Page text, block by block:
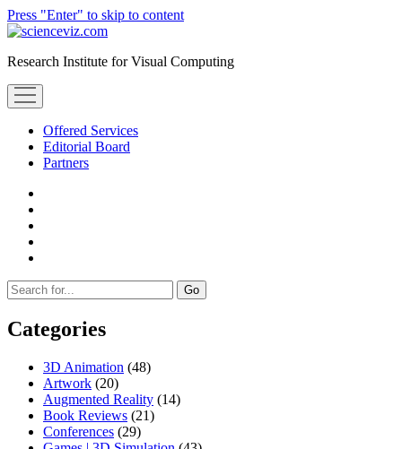
Press "Enter" to skip to content
scienceviz.com
Research Institute for Visual Computing
open
menu
Offered Services
Editorial Board
Partners
Sidebar
Search
Categories
3D Animation (48)
Artwork (20)
Augmented Reality (14)
Book Reviews (21)
Conferences (29)